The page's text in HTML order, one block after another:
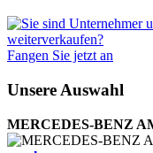
Fangen Sie jetzt an
Unsere Auswahl
MERCEDES-BENZ